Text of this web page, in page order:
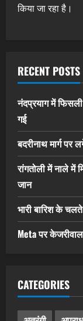
किया जा रहा है।
RECENT POSTS
नंदप्रयाग में
गई
बदरीनाथ मार्ग
रांगतोली में नाले में
जान
भारी बारिश के
Meta पर
CATEGORIES